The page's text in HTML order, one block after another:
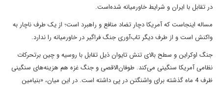
در تقابل با ایران و شرایط خاورمیانه شده‌است.
مساله اینجاست که آمریکا دچار تضاد منافع و راهبرد است؛ از یک طرف ناچار به
واکنش است و از طرف دیگر تاب‌آوری جنگ فراگیر در خاورمیانه را ندارد.
جنگ اوکراین و سطح بالای تنش تایوان ذیل تقابل با روسیه و چین برتحرکات
نظامی آمریکا سنگینی می‌کند. طوفان‌الاقصی و جنگ غزه‌ هم هزینه‌های سنگینی
ظرف 4 ماه گذشته برای واشنگتن در پی داشته است. در این میان، «بنیامین